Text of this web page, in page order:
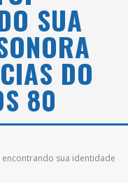
SUA
DO
80
sua identidade